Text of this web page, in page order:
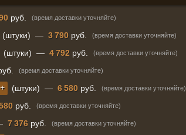
руб. (время доставки уточняйте)
(штуки) — 3 790 руб. (время доставки уточняйте)
(штуки) — 4 792 руб. (время доставки уточняйте)
(время доставки уточняйте)
+ (штуки) — 6 580 руб. (время доставки уточняйте)
руб. (время доставки уточняйте)
7 376 руб. (время доставки уточняйте)